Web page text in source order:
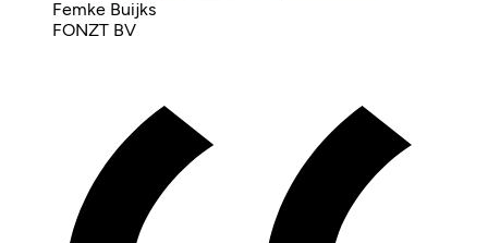
Femke Buijks
FONZT BV